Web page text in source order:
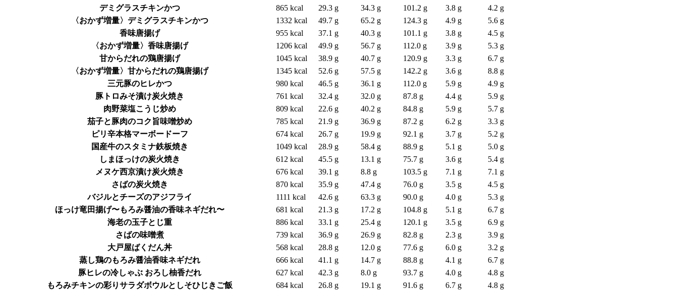
デミグラスチキンかつ
865 kcal 29.3 g 34.3 g 101.2 g 3.8 g
4.2 g
〈おかず増量〉デミグラスチキンかつ
1332 kcal 49.7 g 65.2 g 124.3 g 4.9 g
5.6 g
香味唐揚げ
955 kcal 37.1 g 40.3 g 101.1 g 3.8 g
4.5 g
〈おかず増量〉香味唐揚げ
1206 kcal 49.9 g 56.7 g 112.0 g 3.9 g
5.3 g
甘からだれの鶏唐揚げ
1045 kcal 38.9 g 40.7 g 120.9 g 3.3 g
6.7 g
〈おかず増量〉甘からだれの鶏唐揚げ
1345 kcal 52.6 g 57.5 g 142.2 g 3.6 g
8.8 g
三元豚のヒレかつ
980 kcal 46.5 g 36.1 g 112.0 g 5.9 g
4.9 g
豚トロみそ漬け炭火焼き
761 kcal 32.4 g 32.0 g 87.8 g 4.4 g
5.9 g
肉野菜塩こうじ炒め
809 kcal 22.6 g 40.2 g 84.8 g 5.9 g
5.7 g
茄子と豚肉のコク旨味噌炒め
785 kcal 21.9 g 36.9 g 87.2 g 6.2 g
3.3 g
ピリ辛本格マーボードーフ
674 kcal 26.7 g 19.9 g 92.1 g 3.7 g
5.2 g
国産牛のスタミナ鉄板焼き
1049 kcal 28.9 g 58.4 g 88.9 g 5.1 g
5.0 g
しまほっけの炭火焼き
612 kcal 45.5 g 13.1 g 75.7 g 3.6 g
5.4 g
メヌケ西京漬け炭火焼き
676 kcal 39.1 g 8.8 g 103.5 g 7.1 g
7.1 g
さばの炭火焼き
870 kcal 35.9 g 47.4 g 76.0 g 3.5 g
4.5 g
バジルとチーズのアジフライ
1111 kcal 42.6 g 63.3 g 90.0 g 4.0 g
5.3 g
ほっけ竜田揚げ〜もろみ醤油の香味ネギだれ〜
681 kcal 21.3 g 17.2 g 104.8 g 5.1 g
6.7 g
海老の玉子とじ重
886 kcal 33.1 g 25.4 g 120.1 g 3.5 g
6.9 g
さばの味噌煮
739 kcal 36.9 g 26.9 g 82.8 g 2.3 g
3.9 g
大戸屋ばくだん丼
568 kcal 28.8 g 12.0 g 77.6 g 6.0 g
3.2 g
蒸し鶏のもろみ醤油香味ネギだれ
666 kcal 41.1 g 14.7 g 88.8 g 4.1 g
6.7 g
豚ヒレの冷しゃぶ おろし柚香だれ
627 kcal 42.3 g 8.0 g 93.7 g 4.0 g
4.8 g
もろみチキンの彩りサラダボウルとしそひじきご飯
684 kcal 26.8 g 19.1 g 91.6 g 6.7 g
4.8 g